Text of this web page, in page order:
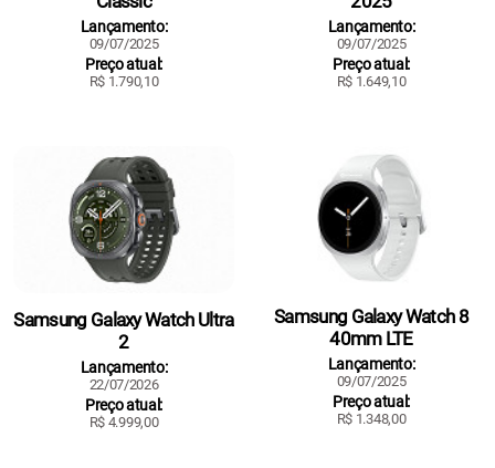
Lançamento:
09/07/2025
Preço atual:
R$ 1.790,10
Lançamento:
09/07/2025
Preço atual:
R$ 1.649,10
Samsung Galaxy Watch Ultra
2
Lançamento:
22/07/2026
Preço atual:
R$ 4.999,00
Samsung Galaxy Watch 8
40mm LTE
Lançamento:
09/07/2025
Preço atual:
R$ 1.348,00